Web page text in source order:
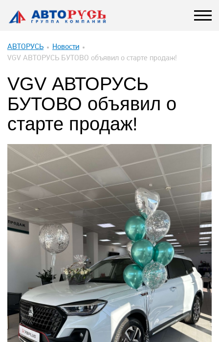
АВТОРУСЬ
Новости
VGV АВТОРУСЬ БУТОВО объявил о старте продаж!
VGV АВТОРУСЬ
БУТОВО объявил о
старте продаж!